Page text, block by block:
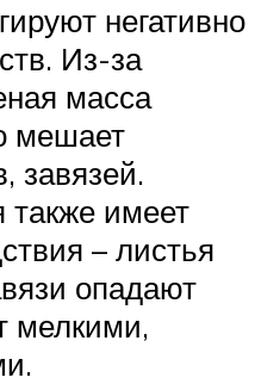
негативно
Из-за
масса
мешает
завязей.
имеет
– листья
опадают
мелкими,